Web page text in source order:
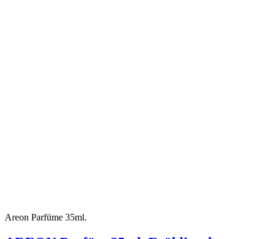
Areon Parfüme 35ml.